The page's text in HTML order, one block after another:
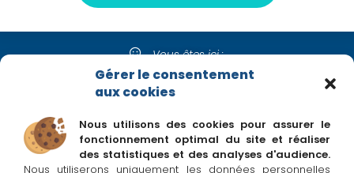
Gérer le consentement
aux cookies
Nous utilisons des cookies pour assurer le
fonctionnement optimal du site et réaliser
des statistiques et des analyses d'audience.
Nous utiliserons uniquement les données personnelles
Vous êtes ici :
/Blog/ SEO Immobilier/6 idées reçues sur le
Référencement Naturel (SEO) !
Suivez Adapt immo sur les réseaux